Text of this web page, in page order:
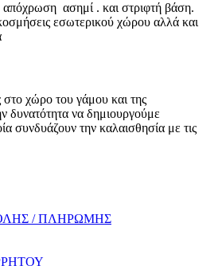
ασημί . και στριφτή βάση.
εσωτερικού χώρου αλλά και
χώρο του γάμου και της
δυνατότητα να δημιουργούμε
συνδυάζουν την καλαισθησία με τις
/ ΠΛΗΡΩΜΗΣ